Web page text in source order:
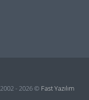
2002 - 2026 © Fast Yazılım